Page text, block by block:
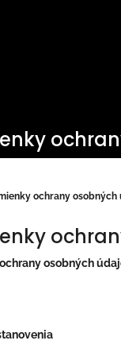
ochrany osobných
osobných